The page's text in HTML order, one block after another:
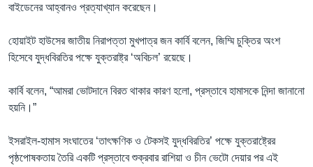
বাইডেনের আহ্বানও প্রত্যাখ্যান করেছেন।
হোয়াইট হাউসের জাতীয় নিরাপত্তা মুখপাত্র জন কার্বি বলেন, জিম্মি চুক্তির অংশ
হিসেবে যুদ্ধবিরতির পক্ষে যুক্তরাষ্ট্র ‘অবিচল’ রয়েছে।
কার্বি বলেন, “আমরা ভোটদানে বিরত থাকার কারণ হলো, প্রস্তাবে হামাসকে নিন্দা জানানো
হয়নি।”
ইসরাইল-হামাস সংঘাতের ‘তাৎক্ষণিক ও টেকসই যুদ্ধবিরতির’ পক্ষে যুক্তরাষ্ট্রের
পৃষ্ঠপোষকতায় তৈরি একটি প্রস্তাবে শুক্রবার রাশিয়া ও চীন ভেটো দেয়ার পর এই